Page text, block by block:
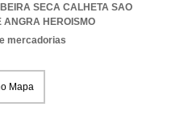
SECA CALHETA SAO
ANGRA HEROISMO
mercadorias
Mapa